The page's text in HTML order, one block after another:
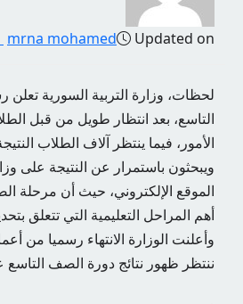
mrna mohamed Updated on
لحظات، وزارة التربية السورية تعلن
التاسع، بعد انتظار طويل من قبل
الأمور، فيما ينتظر آلاف الطلاب
ويبحثون باستمرار عن النتيجة على
الموقع الإلكتروني، حيث أن مرحلة
أهم المراحل التعليمية التي تتعلق
وأعلنت الوزارة الانتهاء رسميا من
ننتظر ظهور نتائج دورة الصف التاسع